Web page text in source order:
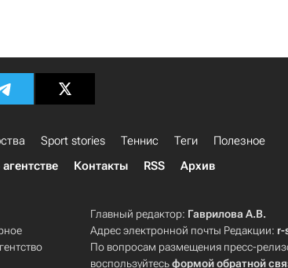
Sport stories Теннис Теги
Полезное
Контакты RSS Архив
Главный редактор: Гаврилова А.В.
Адрес электронной почты Редакции: r-
По вопросам размещения пресс-
воспользуйтесьформой обратной